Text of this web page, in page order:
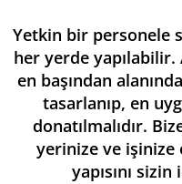
Yetkin bir personele
her yerde
en başından
tasarlanıp, en
donatılmalıdır.
yerinize ve
yapısını